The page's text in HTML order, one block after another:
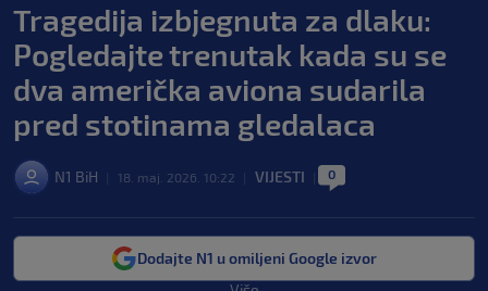
Tragedija izbjegnuta za dlaku:
Pogledajte trenutak kada su se
dva američka aviona sudarila
pred stotinama gledalaca
N1 BiH 18. maj. 2026. 10:22 VIJESTI 0
Dodajte N1 u omiljeni Google izvor